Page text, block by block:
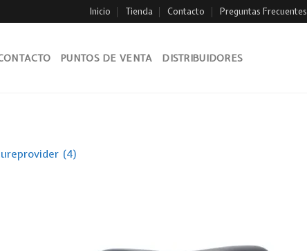
Inicio Tienda Contacto Preguntas Frecuentes
PUNTOS DE VENTA DISTRIBUIDORES
(4)